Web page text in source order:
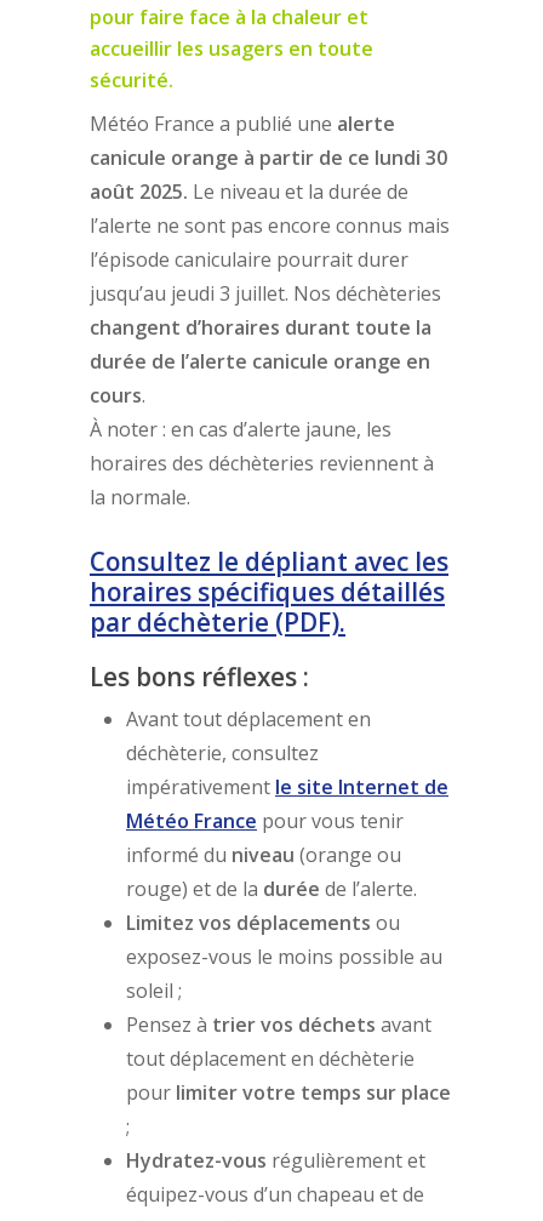
pour faire face à la chaleur et
accueillir les usagers en toute
sécurité.
Météo France a publié une alerte
canicule orange à partir de ce lundi 30
août 2025. Le niveau et la durée de
l’alerte ne sont pas encore connus mais
l’épisode caniculaire pourrait durer
jusqu’au jeudi 3 juillet. Nos déchèteries
changent d’horaires durant toute la
durée de l’alerte canicule orange en
cours.
À noter : en cas d’alerte jaune, les
horaires des déchèteries reviennent à
la normale.
Consultez le dépliant avec les
horaires spécifiques détaillés
par déchèterie (PDF).
Les bons réflexes :
Avant tout déplacement en
déchèterie, consultez
impérativement le site Internet de
Météo France pour vous tenir
informé du niveau (orange ou
rouge) et de la durée de l’alerte.
Limitez vos déplacements ou
exposez-vous le moins possible au
soleil ;
Pensez à trier vos déchets avant
tout déplacement en déchèterie
pour limiter votre temps sur place
;
Hydratez-vous régulièrement et
équipez-vous d’un chapeau et de